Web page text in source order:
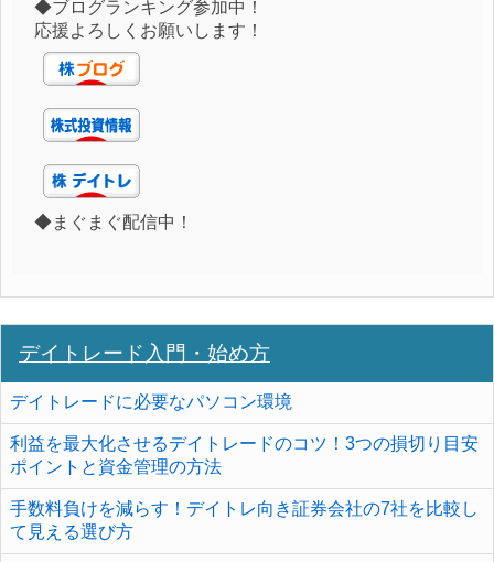
◆ブログランキング参加中！
応援よろしくお願いします！
◆まぐまぐ配信中！
デイトレード入門・始め方
デイトレードに必要なパソコン環境
利益を最大化させるデイトレードのコツ！3つの損切り目安
ポイントと資金管理の方法
手数料負けを減らす！デイトレ向き証券会社の7社を比較し
て見える選び方